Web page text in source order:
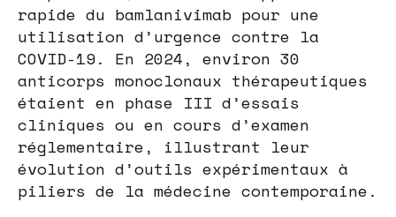
rapide du bamlanivimab pour une
utilisation d’urgence contre la
COVID-19. En 2024, environ 30
anticorps monoclonaux thérapeutiques
étaient en phase III d’essais
cliniques ou en cours d’examen
réglementaire, illustrant leur
évolution d’outils expérimentaux à
piliers de la médecine contemporaine.